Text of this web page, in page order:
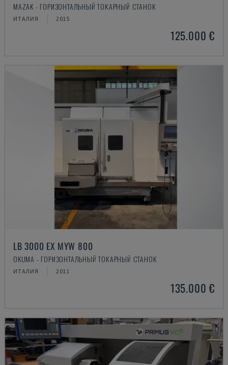
MAZAK - ГОРИЗОНТАЛЬНЫЙ ТОКАРНЫЙ СТАНОК
ИТАЛИЯ 2015
125.000 €
LB 3000 EX MYW 800
OKUMA - ГОРИЗОНТАЛЬНЫЙ ТОКАРНЫЙ СТАНОК
ИТАЛИЯ 2011
135.000 €